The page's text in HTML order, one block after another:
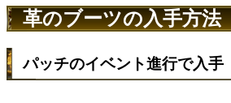
革のブーツの入手方法
パッチのイベント進行で入手